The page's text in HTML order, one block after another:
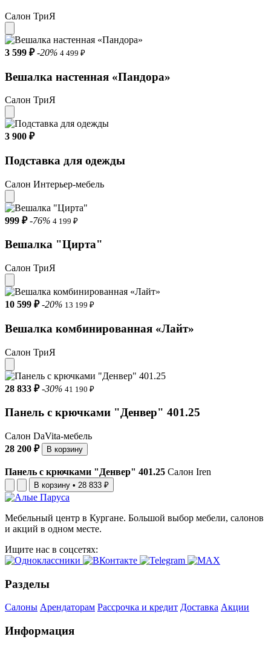
Салон ТриЯ
3 599 ₽ -20% 4 499 ₽
Вешалка настенная «Пандора»
Салон ТриЯ
3 900 ₽
Подставка для одежды
Салон Интерьер-мебель
999 ₽ -76% 4 199 ₽
Вешалка "Цирта"
Салон ТриЯ
10 599 ₽ -20% 13 199 ₽
Вешалка комбинированная «Лайт»
Салон ТриЯ
28 833 ₽ -30% 41 190 ₽
Панель с крючками "Денвер" 401.25
Салон DaVita-мебель
28 200 ₽
В корзину
Панель с крючками "Денвер" 401.25 Салон Iren
В корзину • 28 833 ₽
Мебельный центр в Кургане. Большой выбор мебели, салонов
и акций в одном месте.
Ищите нас в соцсетях:
Разделы
Салоны Арендаторам Рассрочка и кредит Доставка Акции
Информация